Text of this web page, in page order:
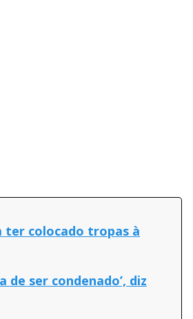
ter colocado tropas à
de ser condenado’, diz